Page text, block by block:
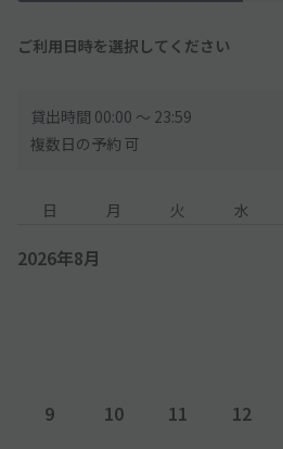
ご利用日時を選択してください
貸出時間 00:00 〜 23:59
複数日の予約 可
日 月 火 水
2026年8月
9 10 11 12